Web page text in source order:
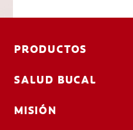
PRODUCTOS
SALUD BUCAL
MISIÓN